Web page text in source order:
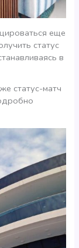
еще
статус
в
статус-матч